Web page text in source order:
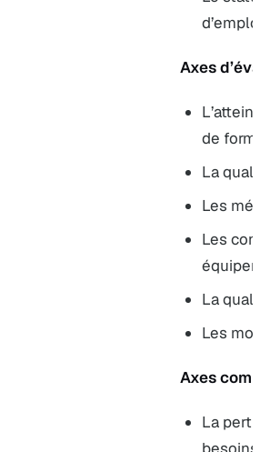
Axes
de
La
Les
Les
La
Les
Axes
La